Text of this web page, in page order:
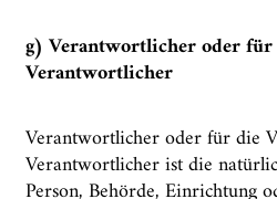
g) Verantwortlicher oder
Verantwortlicher
Verantwortlicher oder für die
Verantwortlicher ist die
Person, Behörde, Einrichtung